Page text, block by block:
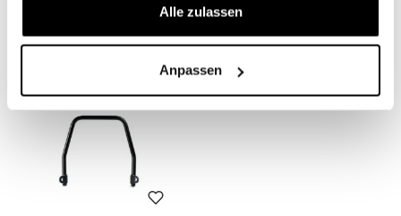
Alle zulassen
Anpassen